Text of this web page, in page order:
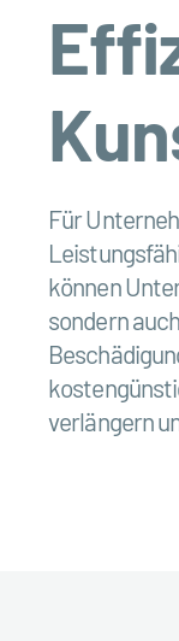
Für
können
sondern
verlängern